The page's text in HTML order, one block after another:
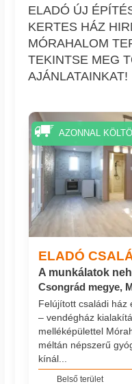
ELADÓ ÚJ
KERTES HÁZ
MÓRAHALOM
TEKINTSE MEG
AJÁNLATAINKAT!
ELADÓ
A munkálatok
Csongrád megye,
Felújított családi ház
– vendégház
melléképülettel
méltán népszerű
kínál...
Belső terület
AZONNAL